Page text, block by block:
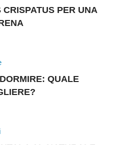
PER UNA
QUALE